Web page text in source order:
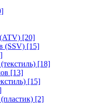
[20]
(SSV) [15]
[18]
[13]
[15]
[2]